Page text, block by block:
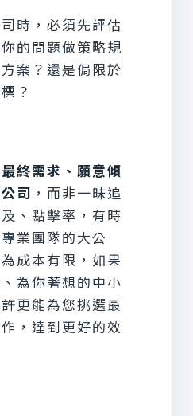
時，必須先評估
的問題做策略規
案？還是侷限於
？
終需求、願意傾
司 ，而非一昧追
、點擊率，有時
業團隊的大公
成本有限，如果
為你著想的中小
更能為您挑選最
，達到更好的效